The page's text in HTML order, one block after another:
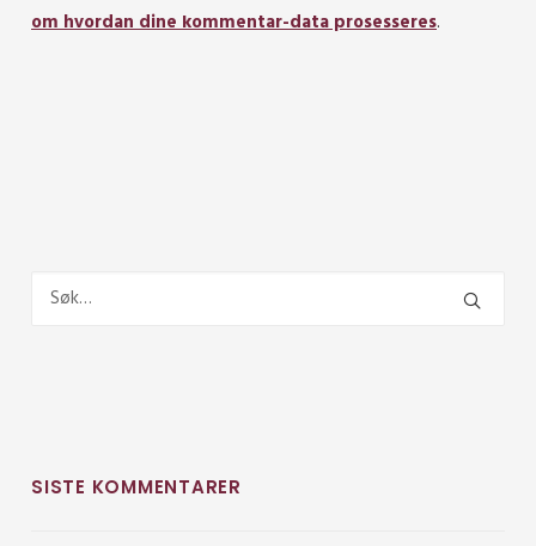
om hvordan dine kommentar-data prosesseres.
SISTE KOMMENTARER